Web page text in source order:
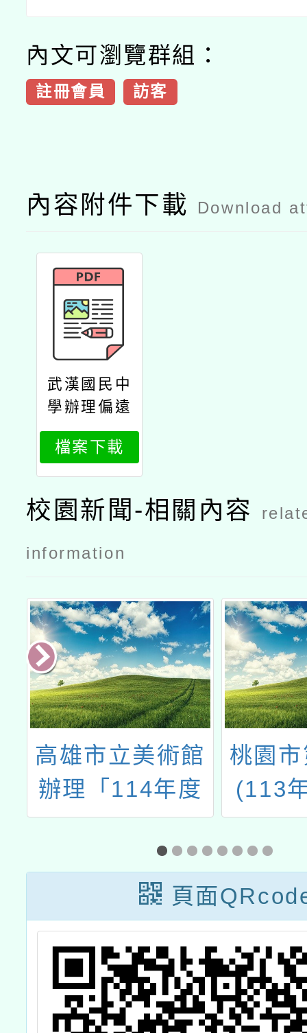
內文可瀏覽群組：
註冊會員 訪客
內容附件下載 Download
武漢國民中
學辦理偏遠
地區及非山
非市學校北
區整合性計
畫課程規劃
研習：傳統
染藝之美公
檔案下載
校園新聞-相關內容
information
高雄市立美術館
辦理「114年度
『藝起來尋美』
計畫－教師增能
研習」
桃園
(113
書法
頁面